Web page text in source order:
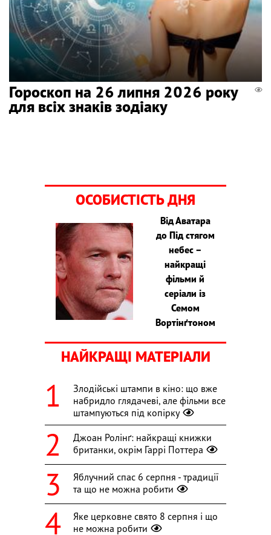
Гороскоп на 26 липня 2026 року
для всіх знаків зодіаку
ОСОБИСТІСТЬ ДНЯ
Від Аватара
до Під стягом
небес –
найкращі
фільми й
серіали із
Семом
Вортінґтоном
НАЙКРАЩІ МАТЕРІАЛИ
Злодійські штампи в кіно: що вже
набридло глядачеві, але фільми все
штампуються під копірку
Джоан Ролінґ: найкращі книжки
британки, окрім Гаррі Поттера
Яблучний спас 6 серпня - традиції
та що не можна робити
Яке церковне свято 8 серпня і що
не можна робити